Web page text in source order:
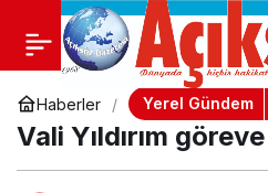
Haberler Yerel Gündem
Vali Yıldırım
Vali Yıldırım göreve
başladı